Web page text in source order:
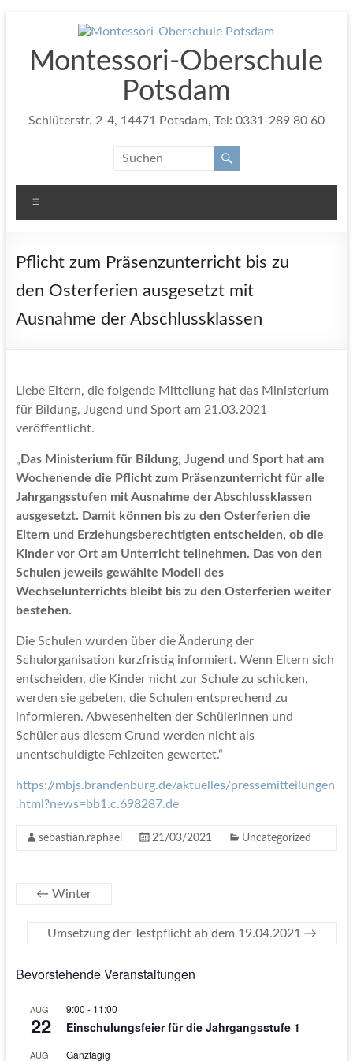
springenMontessori-Oberschule
Potsdam
Schlüterstr. 2-4, 14471 Potsdam, Tel: 0331-289 80 60
Pflicht zum Präsenzunterricht bis zu
den Osterferien ausgesetzt mit
Ausnahme der Abschlussklassen
Liebe Eltern, die folgende Mitteilung hat das Ministerium
für Bildung, Jugend und Sport am 21.03.2021
veröffentlicht.
„ Das Ministerium für Bildung, Jugend und Sport hat am
Wochenende die Pflicht zum Präsenzunterricht für alle
Jahrgangsstufen mit Ausnahme der Abschlussklassen
ausgesetzt. Damit können bis zu den Osterferien die
Eltern und Erziehungsberechtigten entscheiden, ob die
Kinder vor Ort am Unterricht teilnehmen. Das von den
Schulen jeweils gewählte Modell des
Wechselunterrichts bleibt bis zu den Osterferien weiter
bestehen.
Die Schulen wurden über die Änderung der
Schulorganisation kurzfristig informiert. Wenn Eltern sich
entscheiden, die Kinder nicht zur Schule zu schicken,
werden sie gebeten, die Schulen entsprechend zu
informieren. Abwesenheiten der Schülerinnen und
Schüler aus diesem Grund werden nicht als
unentschuldigte Fehlzeiten gewertet.“
https://mbjs.brandenburg.de/aktuelles/pressemitteilungen
.html?news=bb1.c.698287.de
sebastian.raphael 21/03/2021 Uncategorized
← Winter
Umsetzung der Testpflicht ab dem 19.04.2021 →
Bevorstehende Veranstaltungen
AUG.
22
9:00 - 11:00
Einschulungsfeier für die Jahrgangsstufe 1
AUG. Ganztägig